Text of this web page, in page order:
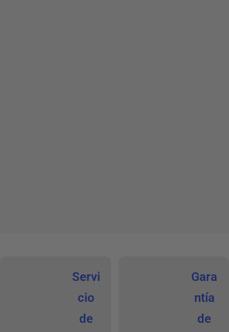
Servi
cio
de
Gara
ntía
de